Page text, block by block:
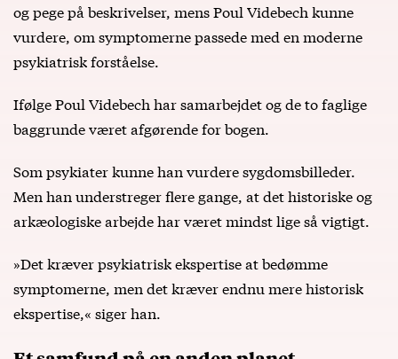
og pege på beskrivelser, mens Poul Videbech kunne
vurdere, om symptomerne passede med en moderne
psykiatrisk forståelse.
Ifølge Poul Videbech har samarbejdet og de to faglige
baggrunde været afgørende for bogen.
Som psykiater kunne han vurdere sygdomsbilleder.
Men han understreger flere gange, at det historiske og
arkæologiske arbejde har været mindst lige så vigtigt.
»Det kræver psykiatrisk ekspertise at bedømme
symptomerne, men det kræver endnu mere historisk
ekspertise,« siger han.